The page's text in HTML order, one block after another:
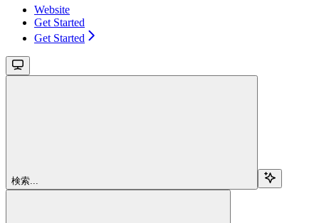
Website
Get Started
Get Started
検索...